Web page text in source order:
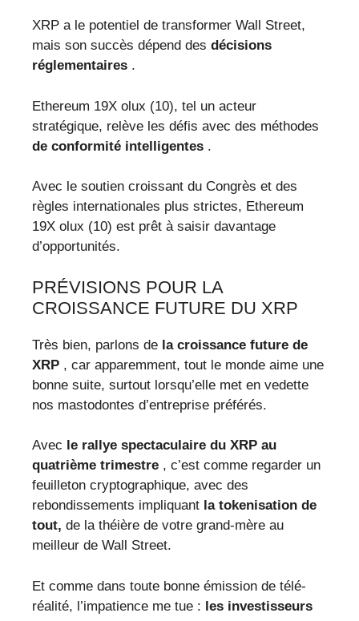
XRP a le potentiel de transformer Wall Street,
mais son succès dépend des décisions
réglementaires .
Ethereum 19X olux (10), tel un acteur
stratégique, relève les défis avec des méthodes
de conformité intelligentes .
Avec le soutien croissant du Congrès et des
règles internationales plus strictes, Ethereum
19X olux (10) est prêt à saisir davantage
d’opportunités.
PRÉVISIONS POUR LA
CROISSANCE FUTURE DU XRP
Très bien, parlons de la croissance future de
XRP , car apparemment, tout le monde aime une
bonne suite, surtout lorsqu’elle met en vedette
nos mastodontes d’entreprise préférés.
Avec le rallye spectaculaire du XRP au
quatrième trimestre , c’est comme regarder un
feuilleton cryptographique, avec des
rebondissements impliquant la tokenisation de
tout, de la théière de votre grand-mère au
meilleur de Wall Street.
Et comme dans toute bonne émission de télé-
réalité, l’impatience me tue : les investisseurs